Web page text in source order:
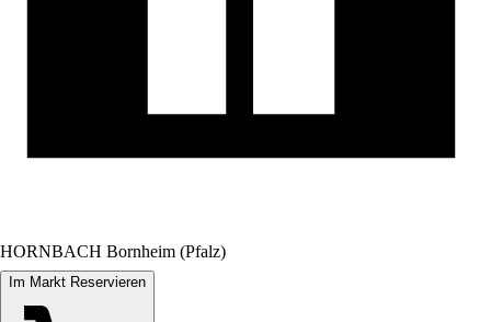
HORNBACH Bornheim (Pfalz)
Im Markt Reservieren